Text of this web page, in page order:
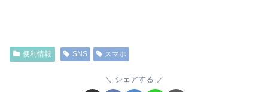
便利情報 SNS スマホ
シェアする